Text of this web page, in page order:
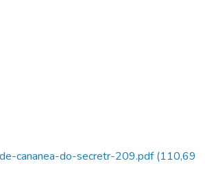
cananea-do-secretr-209.pdf(110,69